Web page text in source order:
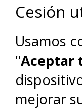
Cesión
Usamos
"Aceptar
mejorar